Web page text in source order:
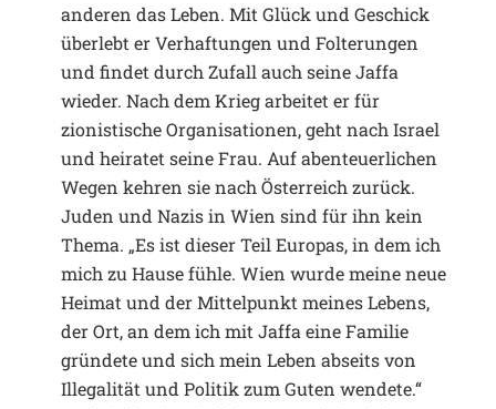
anderen das Leben. Mit Glück und Geschick
überlebt er Verhaftungen und Folterungen
und findet durch Zufall auch seine Jaffa
wieder. Nach dem Krieg arbeitet er für
zionistische Organisationen, geht nach Israel
und heiratet seine Frau. Auf abenteuerlichen
Wegen kehren sie nach Österreich zurück.
Juden und Nazis in Wien sind für ihn kein
Thema. „Es ist dieser Teil Europas, in dem ich
mich zu Hause fühle. Wien wurde meine neue
Heimat und der Mittelpunkt meines Lebens,
der Ort, an dem ich mit Jaffa eine Familie
gründete und sich mein Leben abseits von
Illegalität und Politik zum Guten wendete.“